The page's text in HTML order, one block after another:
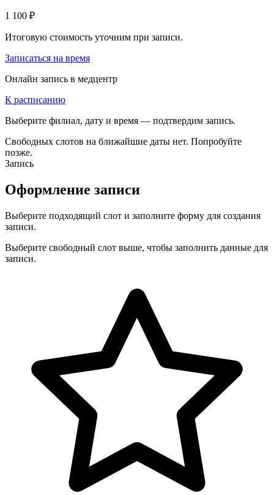
1 100 ₽
Итоговую стоимость уточним при записи.
Записаться на время
Онлайн запись в медцентр
К расписанию
Выберите филиал, дату и время — подтвердим запись.
Свободных слотов на ближайшие даты нет. Попробуйте
позже.
Запись
Оформление записи
Выберите подходящий слот и заполните форму для создания
записи.
Выберите свободный слот выше, чтобы заполнить данные для
записи.